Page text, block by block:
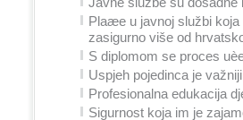
Plaæe u javnoj službi
zasigurno više od
S diplomom se proces
Uspjeh pojedinca je
Profesionalna edukacija
Sigurnost koja im je